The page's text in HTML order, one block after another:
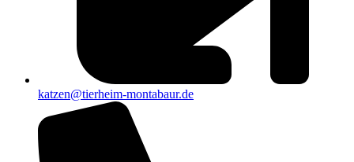
katzen@tierheim-montabaur.de